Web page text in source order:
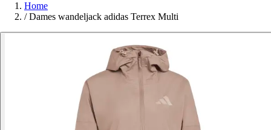
Home
/ Dames wandeljack adidas Terrex Multi